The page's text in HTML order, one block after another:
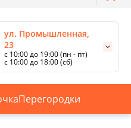
ул. Промышленная,
23
с 10:00 до 19:00 (пн - пт)
с 10:00 до 18:00 (сб)
с 10:00 до 18:00 (вс).
все магазины
Перегородки